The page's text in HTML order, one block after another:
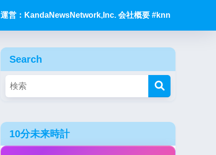
運営：KandaNewsNetwork,Inc. 会社概要 #knn
Search
10分未来時計